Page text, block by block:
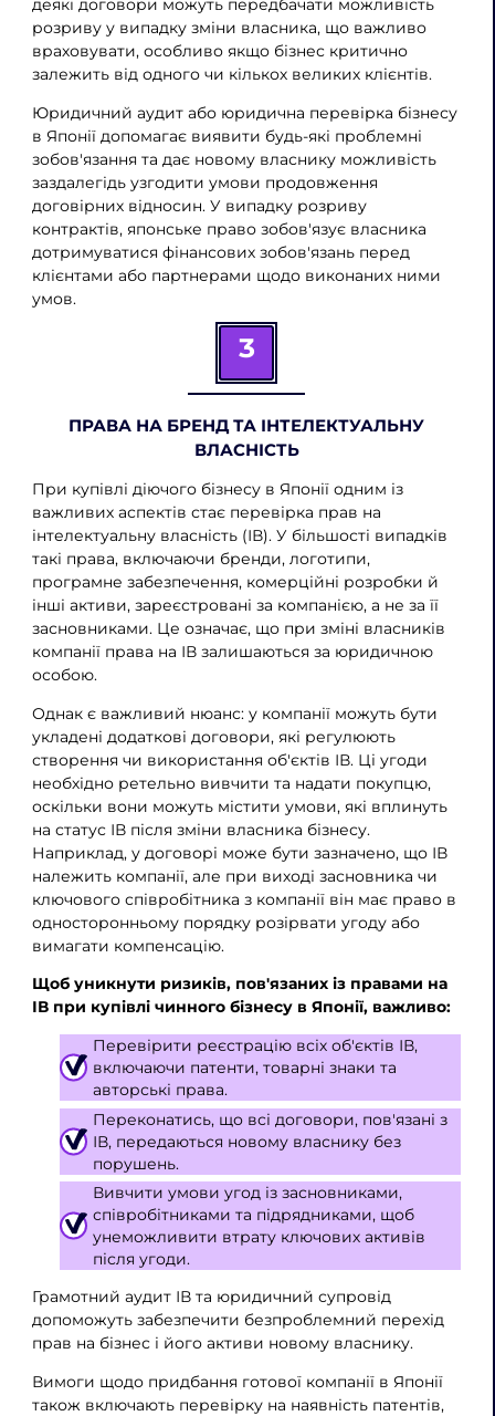
деякі договори можуть передбачати можливість
розриву у випадку зміни власника, що важливо
враховувати, особливо якщо бізнес критично
залежить від одного чи кількох великих клієнтів.
Юридичний аудит або юридична перевірка бізнесу
в Японії допомагає виявити будь-які проблемні
зобов'язання та дає новому власнику можливість
заздалегідь узгодити умови продовження
договірних відносин. У випадку розриву
контрактів, японське право зобов'язує власника
дотримуватися фінансових зобов'язань перед
клієнтами або партнерами щодо виконаних ними
умов.
3
ПРАВА НА БРЕНД ТА ІНТЕЛЕКТУАЛЬНУ
ВЛАСНІСТЬ
При купівлі діючого бізнесу в Японії одним із
важливих аспектів стає перевірка прав на
інтелектуальну власність (ІВ). У більшості випадків
такі права, включаючи бренди, логотипи,
програмне забезпечення, комерційні розробки й
інші активи, зареєстровані за компанією, а не за її
засновниками. Це означає, що при зміні власників
компанії права на ІВ залишаються за юридичною
особою.
Однак є важливий нюанс: у компанії можуть бути
укладені додаткові договори, які регулюють
створення чи використання об'єктів ІВ. Ці угоди
необхідно ретельно вивчити та надати покупцю,
оскільки вони можуть містити умови, які вплинуть
на статус ІВ після зміни власника бізнесу.
Наприклад, у договорі може бути зазначено, що ІВ
належить компанії, але при виході засновника чи
ключового співробітника з компанії він має право в
односторонньому порядку розірвати угоду або
вимагати компенсацію.
Щоб уникнути ризиків, пов'язаних із правами на
ІВ при купівлі чинного бізнесу в Японії, важливо:
Перевірити реєстрацію всіх об'єктів ІВ,
включаючи патенти, товарні знаки та
авторські права.
Переконатись, що всі договори, пов'язані з
ІВ, передаються новому власнику без
порушень.
Вивчити умови угод із засновниками,
співробітниками та підрядниками, щоб
унеможливити втрату ключових активів
після угоди.
Грамотний аудит ІВ та юридичний супровід
допоможуть забезпечити безпроблемний перехід
прав на бізнес і його активи новому власнику.
Вимоги щодо придбання готової компанії в Японії
також включають перевірку на наявність патентів,